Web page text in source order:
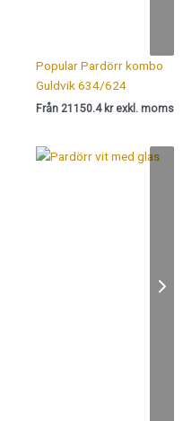
Popular Pardörr kombo
Guldvik 634/624
Från 21150.4 kr exkl. moms